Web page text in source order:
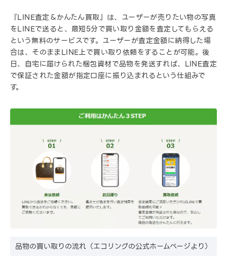
『LINE査定＆かんたん買取』は、ユーザーが売りたい物の写真
をLINEで送ると、最短5分で買い取り金額を査定してもらえる
という無料のサービスです。ユーザーが査定金額に納得した場
合は、そのままLINE上で買い取り依頼をすることが可能。後
日、自宅に届けられた梱包資材で品物を発送すれば、LINE査定
で保証された金額が指定口座に振り込まれるという仕組みで
す。
品物の買い取りの流れ（エコリングの公式ホームページより）